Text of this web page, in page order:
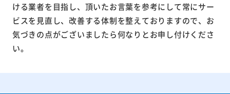
ける業者を目指し、頂いたお言葉を参考にして常にサー
ビスを見直し、改善する体制を整えておりますので、お
気づきの点がございましたら何なりとお申し付けくださ
い。